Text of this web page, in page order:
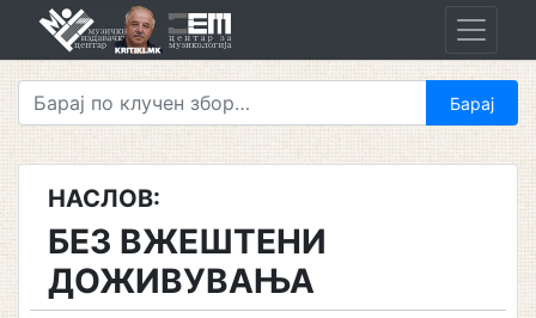
НАСЛОВ:
БЕЗ ВЖЕШТЕНИ
ДОЖИВУВАЊА